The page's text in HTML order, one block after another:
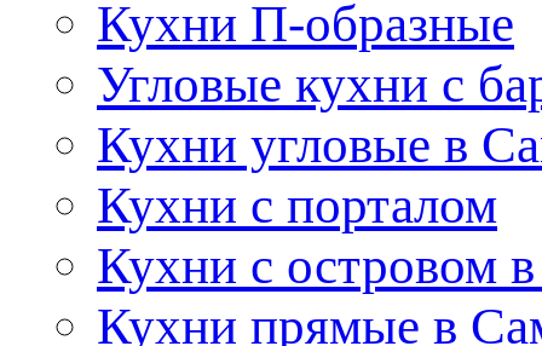
Кухни П-образные
Угловые кухни с
Кухни угловые в
Кухни с порталом
Кухни с островом
Кухни прямые в